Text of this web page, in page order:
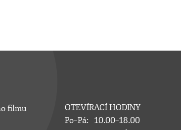
filmu
OTEVÍRACÍ HODINY
Po–Pá:
10.00–18.00